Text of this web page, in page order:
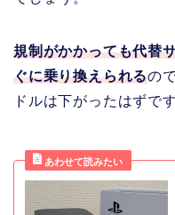
規制がかかっても代替
ぐに乗り換えられるの
ドルは下がったはずです